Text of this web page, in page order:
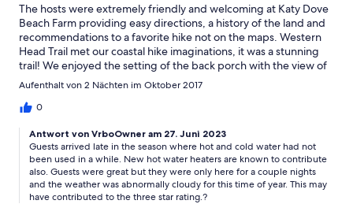
The hosts were extremely friendly and welcoming at Katy Dove
Beach Farm providing easy directions, a history of the land and
recommendations to a favorite hike not on the maps. Western
Head Trail met our coastal hike imaginations, it was a stunning
trail! We enjoyed the setting of the back porch with the view of
the bay and found some comfort in this older farm. I’m certain
arrival. Thank you for our down east experience Peter and
Aufenthalt von 2 Nächten im Oktober 2017
0
Antwort von VrboOwner am 27. Juni 2023
Guests arrived late in the season where hot and cold water had not
been used in a while. New hot water heaters are known to contribute
also. Guests were great but they were only here for a couple nights
and the weather was abnormally cloudy for this time of year. This may
have contributed to the three star rating.?